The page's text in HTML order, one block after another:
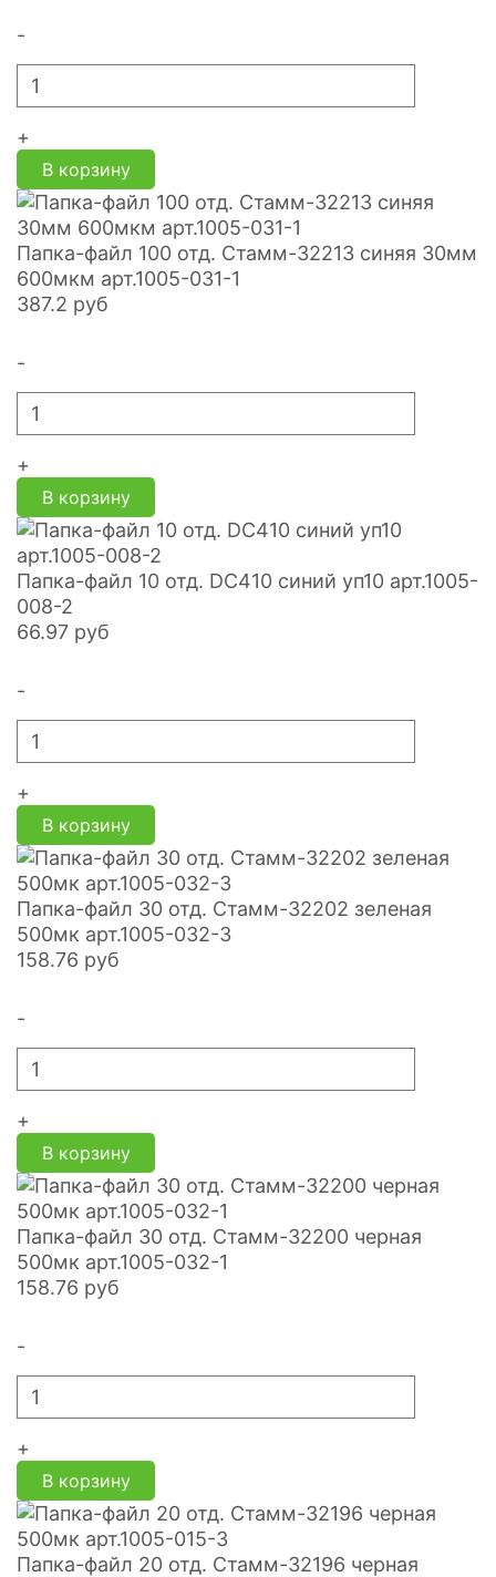
-
+
В корзину
Папка-файл 100 отд. Стамм-32213 синяя 30мм
600мкм арт.1005-031-1
387.2 руб
-
+
В корзину
Папка-файл 10 отд. DC410 синий уп10 арт.1005-
008-2
66.97 руб
-
+
В корзину
Папка-файл 30 отд. Стамм-32202 зеленая
500мк арт.1005-032-3
158.76 руб
-
+
В корзину
Папка-файл 30 отд. Стамм-32200 черная
500мк арт.1005-032-1
158.76 руб
-
+
В корзину
Папка-файл 20 отд. Стамм-32196 черная